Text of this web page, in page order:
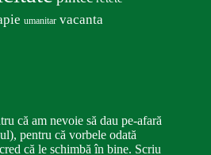
umanitar vacanta
că am nevoie să dau pe-afară
pentru că vorbele odată
că le schimbă în bine. Scriu